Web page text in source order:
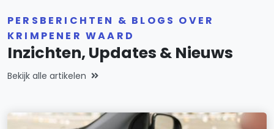
PERSBERICHTEN & BLOGS OVER
KRIMPENER WAARD
Inzichten, Updates & Nieuws
Bekijk alle artikelen